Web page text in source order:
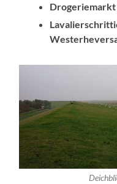
Drogeriemarkt